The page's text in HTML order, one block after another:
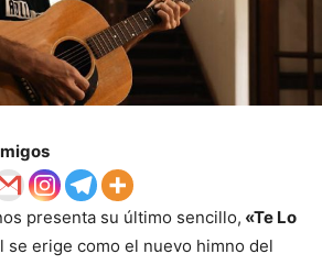
presenta su último sencillo, «Te Lo
se erige como el nuevo himno del